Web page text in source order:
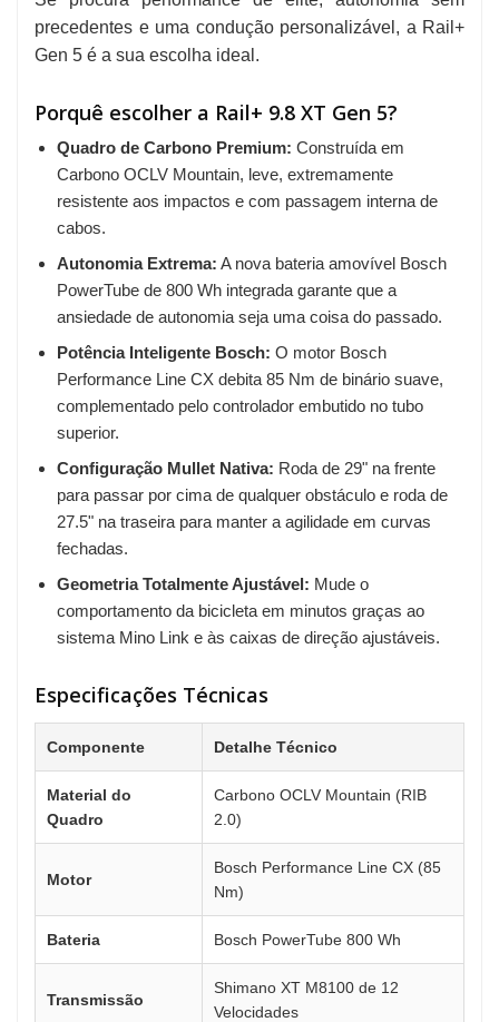
precedentes e uma condução personalizável, a Rail+
Gen 5 é a sua escolha ideal.
Porquê escolher a Rail+ 9.8 XT Gen 5?
Quadro de Carbono Premium: Construída em
Carbono OCLV Mountain, leve, extremamente
resistente aos impactos e com passagem interna de
cabos.
Autonomia Extrema: A nova bateria amovível Bosch
PowerTube de 800 Wh integrada garante que a
ansiedade de autonomia seja uma coisa do passado.
Potência Inteligente Bosch: O motor Bosch
Performance Line CX debita 85 Nm de binário suave,
complementado pelo controlador embutido no tubo
superior.
Configuração Mullet Nativa: Roda de 29" na frente
para passar por cima de qualquer obstáculo e roda de
27.5" na traseira para manter a agilidade em curvas
fechadas.
Geometria Totalmente Ajustável: Mude o
comportamento da bicicleta em minutos graças ao
sistema Mino Link e às caixas de direção ajustáveis.
Especificações Técnicas
Componente Detalhe Técnico
Material do
Quadro
Carbono OCLV Mountain (RIB
2.0)
Motor
Bosch Performance Line CX (85
Nm)
Bateria Bosch PowerTube 800 Wh
Transmissão
Shimano XT M8100 de 12
Velocidades